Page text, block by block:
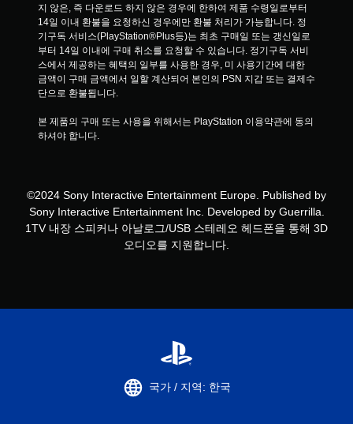
지 않은, 즉 다운로드 하지 않은 경우에 한하여 제품 수령일로부터
14일 이내 환불을 요청하신 경우에만 환불 처리가 가능합니다. 정
기구독 서비스(PlayStation®Plus등)는 최초 구매일 또는 갱신일로
부터 14일 이내에 구매 취소를 요청할 수 있습니다. 정기구독 서비
스에서 제공하는 혜택의 일부를 사용한 경우, 미 사용기간에 대한
금액이 구매 금액에서 일할 계산되어 본인의 PSN 지갑 또는 결제수
단으로 환불됩니다.
본 제품의 구매 또는 사용을 위해서는 PlayStation 이용약관에 동의
하셔야 합니다.
©2024 Sony Interactive Entertainment Europe. Published by
Sony Interactive Entertainment Inc. Developed by Guerrilla.
1TV 내장 스피커나 아날로그/USB 스테레오 헤드폰을 통해 3D
오디오를 지원합니다.
국가 / 지역: 한국